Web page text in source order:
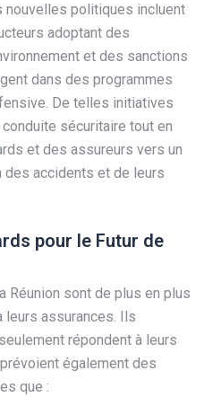
politiques incluent
adoptant des
et des sanctions
dans des programmes
De telles initiatives
sécuritaire tout en
et des assureurs vers un
accidents et de leurs
pour le Futur de
Réunion sont de plus en plus
leurs assurances. Ils
répondent à leurs
également des
que :